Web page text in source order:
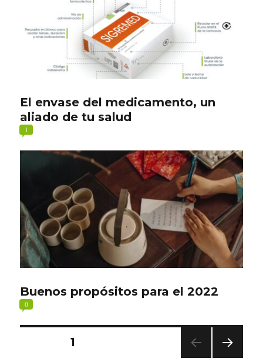
El envase del medicamento, un
aliado de tu salud
1
Buenos propósitos para el 2022
0
Paginación
PÁGINA1